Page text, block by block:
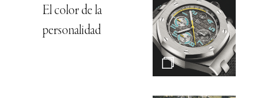
El color de la
personalidad